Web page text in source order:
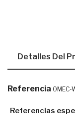
Detalles Del
Referencia OMEC-
Referencias